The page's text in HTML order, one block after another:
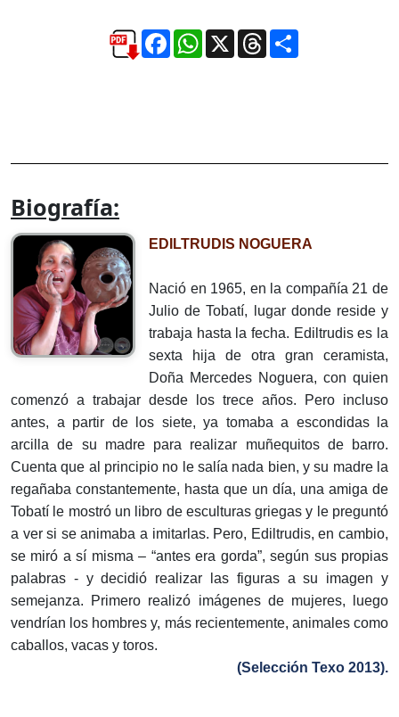
FacebookWhatsApp
X ThreadsCompartir
Biografía:
EDILTRUDIS NOGUERA
Nació en 1965, en la compañía 21 de
Julio de Tobatí, lugar donde reside y
trabaja hasta la fecha. Ediltrudis es la
sexta hija de otra gran ceramista,
Doña Mercedes Noguera, con quien
comenzó a trabajar desde los trece años. Pero incluso
antes, a partir de los siete, ya tomaba a escondidas la
arcilla de su madre para realizar muñequitos de barro.
Cuenta que al principio no le salía nada bien, y su madre la
regañaba constantemente, hasta que un día, una amiga de
Tobatí le mostró un libro de esculturas griegas y le preguntó
a ver si se animaba a imitarlas. Pero, Ediltrudis, en cambio,
se miró a sí misma – “antes era gorda”, según sus propias
palabras - y decidió realizar las figuras a su imagen y
semejanza. Primero realizó imágenes de mujeres, luego
vendrían los hombres y, más recientemente, animales como
caballos, vacas y toros.
(Selección Texo 2013).